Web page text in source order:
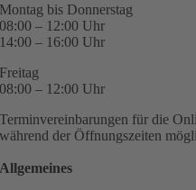
Montag bis Donnerstag
08:00 – 12:00 Uhr
14:00 – 16:00 Uhr
Freitag
08:00 – 12:00 Uhr
Terminvereinbarungen für die
während der Öffnungszeiten
Allgemeines